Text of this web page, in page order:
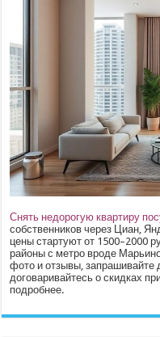
Снять недорогую квартиру
собственников через Циан,
цены стартуют от 1500–2000
районы с метро вроде
фото и отзывы, запрашивайте
договаривайтесь о скидках
подробнее.